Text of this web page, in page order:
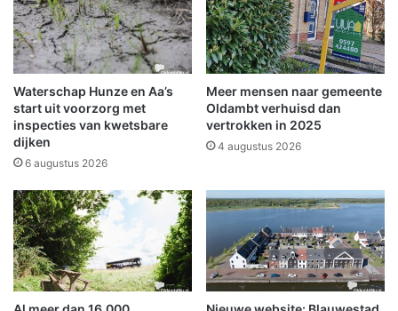
r
k
i
n
d
r
e
n
i
j
d
e
n
s
d
c
h
e
e
m
d
a
,
v
o
r
e
e
n
k
Waterschap Hunze en Aa’s
start uit voorzorg met
inspecties van kwetsbare
dijken
6 augustus 2026
Meer mensen naar gemeente
Oldambt verhuisd dan
vertrokken in 2025
4 augustus 2026